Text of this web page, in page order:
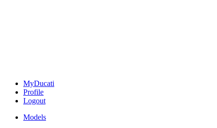
MyDucati
Profile
Logout
Models